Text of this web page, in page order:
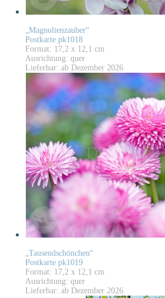
„Magnolienzauber“
Postkarte pk1018
Format: 17,2 x 12,1 cm
Ausrichtung: quer
Lieferbar: ab Dezember 2026
„Tausendschönchen“
Postkarte pk1019
Format: 17,2 x 12,1 cm
Ausrichtung: quer
Lieferbar: ab Dezember 2026